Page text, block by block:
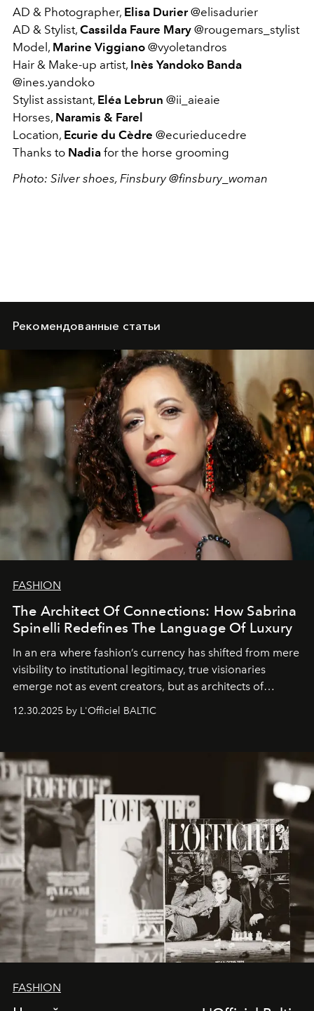
AD & Photographer, Elisa Durier@elisadurier
AD & Stylist, Cassilda Faure Mary @rougemars_stylist
Model, Marine Viggiano @vyoletandros
Hair & Make-up artist, Inès Yandoko Banda
@ines.yandoko
Stylist assistant, Eléa Lebrun @ii_aieaie
Horses, Naramis & Farel
Location, Ecurie du Cèdre @ecurieducedre
Thanks to Nadia for the horse grooming
Photo: Silver shoes, Finsbury @finsbury_woman
Рекомендованные статьи
FASHION
The Architect Of Connections: How Sabrina
Spinelli Redefines The Language Of Luxury
In an era where fashion’s currency has shifted from mere
visibility to institutional legitimacy, true visionaries
emerge not as event creators, but as architects of
ecosystems.
Sabrina Spinelli
brand strategist with three decades of mastery in luxury,
framework where creativity, commerce, and culture
converge with surgical precision.
12.30.2025 by L'Officiel BALTIC
FASHION